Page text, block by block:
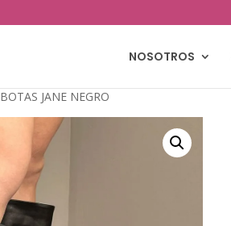
NOSOTROS
BOTAS JANE NEGRO